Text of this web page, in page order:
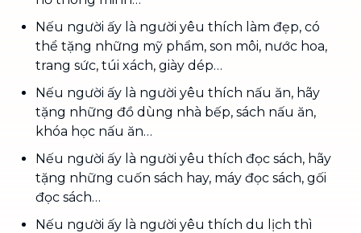
Nếu người ấy là người yêu thích làm đẹp, có
thể tặng những mỹ phẩm, son môi, nước hoa,
trang sức, túi xách, giày dép…
Nếu người ấy là người yêu thích nấu ăn, hãy
tặng những đồ dùng nhà bếp, sách nấu ăn,
khóa học nấu ăn…
Nếu người ấy là người yêu thích đọc sách, hãy
tặng những cuốn sách hay, máy đọc sách, gối
đọc sách…
Nếu người ấy là người yêu thích du lịch thì